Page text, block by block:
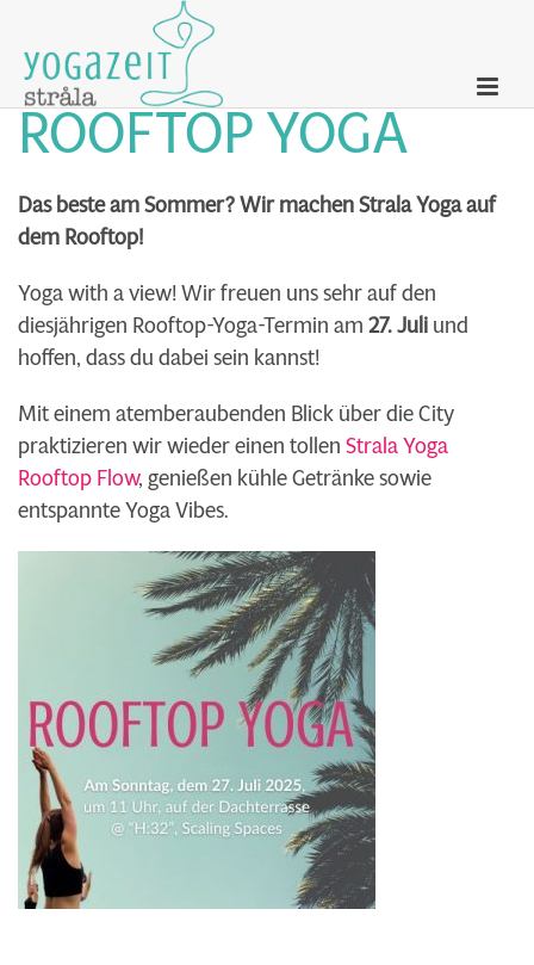
ROOFTOP YOGA
Das beste am Sommer? Wir machen Strala Yoga auf
dem Rooftop!
Yoga with a view! Wir freuen uns sehr auf den
diesjährigen Rooftop-Yoga-Termin am27. Juliund
hoffen, dass du dabei sein kannst!
Mit einem atemberaubenden Blick über die City
praktizieren wir wieder einen tollenStrala Yoga
Rooftop Flow, genießen kühle Getränke sowie
entspannte Yoga Vibes.